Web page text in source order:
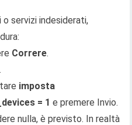
o servizi indesiderati,
Correre.
.
imposta
= 1 e premere Invio.
nulla, è previsto. In realtà